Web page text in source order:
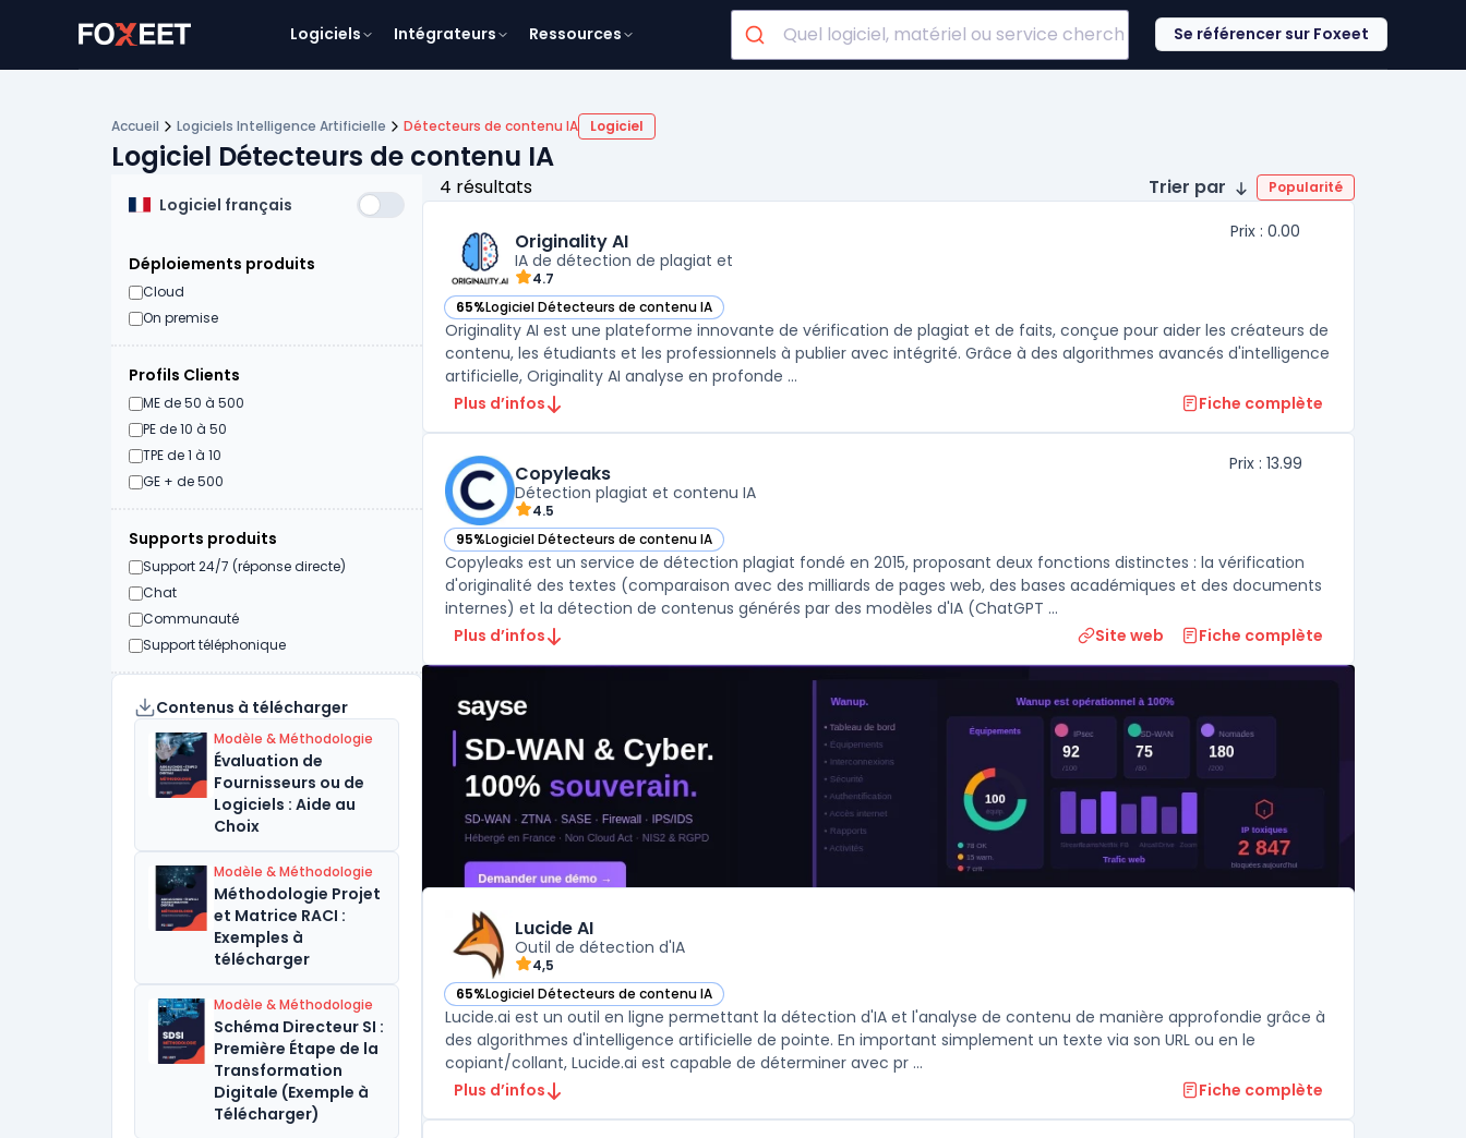
Logiciels Intégrateurs Ressources Se référencer sur Foxeet
Accueil Logiciels Intelligence Artificielle Détecteurs de contenu IA Logiciel
Logiciel Détecteurs de contenu IA
Logiciel français
Déploiements produits
Cloud
On premise
Profils Clients
ME de 50 à 500
PE de 10 à 50
TPE de 1 à 10
GE + de 500
Supports produits
Support 24/7 (réponse directe)
Chat
Communauté
Support téléphonique
Contenus à télécharger
Modèle & Méthodologie
Évaluation de
Fournisseurs ou de
Logiciels : Aide au
Choix
Modèle & Méthodologie
Méthodologie Projet
et Matrice RACI :
Exemples à
télécharger
Modèle & Méthodologie
Schéma Directeur SI :
Première Étape de la
Transformation
Digitale (Exemple à
Télécharger)
4 résultats Trier par Popularité
Originality AI
IA de détection de plagiat et
4.7
Prix : 0.00
65%Logiciel Détecteurs de contenu IA
— voir Originality AI dans cette catégorie
Originality AI est une plateforme innovante de vérification de plagiat et de faits, conçue pour aider les créateurs de
contenu, les étudiants et les professionnels à publier avec intégrité. Grâce à des algorithmes avancés d'intelligence
artificielle, Originality AI analyse en profonde ...
Plus d’infos
Fiche complète
Copyleaks
Détection plagiat et contenu IA
4.5
Prix : 13.99
95%Logiciel Détecteurs de contenu IA
— voir Copyleaks dans cette catégorie
Copyleaks est un service de détection plagiat fondé en 2015, proposant deux fonctions distinctes : la vérification
d'originalité des textes (comparaison avec des milliards de pages web, des bases académiques et des documents
internes) et la détection de contenus générés par des modèles d'IA (ChatGPT ...
Plus d’infos
Site web Fiche complète
Lucide AI
Outil de détection d'IA
4,5
65%Logiciel Détecteurs de contenu IA
— voir Lucide AI dans cette catégorie
Lucide.ai est un outil en ligne permettant la détection d'IA et l'analyse de contenu de manière approfondie grâce à
des algorithmes d'intelligence artificielle de pointe. En important simplement un texte via son URL ou en le
copiant/collant, Lucide.ai est capable de déterminer avec pr ...
Plus d’infos
Fiche complète